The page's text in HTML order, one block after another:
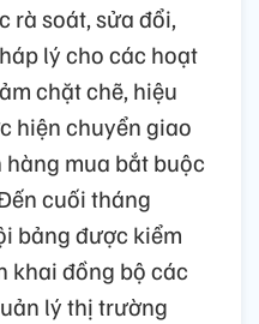
rà soát, sửa đổi,
lý cho các hoạt
chặt chẽ, hiệu
hiện chuyển giao
mua bắt buộc
cuối tháng
bảng được kiểm
khai đồng bộ các
lý thị trường